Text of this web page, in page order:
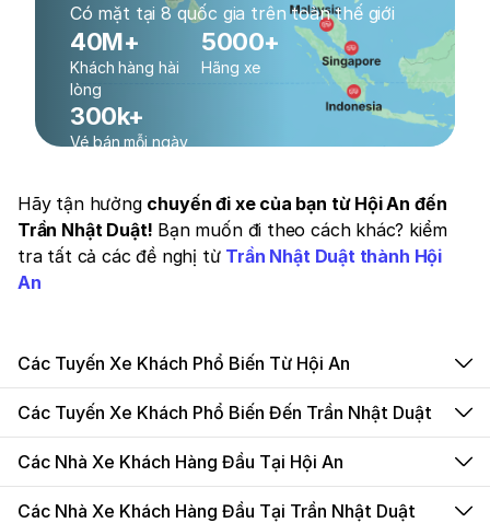
Có mặt tại 8 quốc gia trên toàn thế giới
40M+
Khách hàng hài
lòng
5000+
Hãng xe
300k+
Vé bán mỗi ngày
Hãy tận hưởng chuyến đi xe của bạn từ Hội An đến
Trần Nhật Duật! Bạn muốn đi theo cách khác? kiểm
tra tất cả các đề nghị từ Trần Nhật Duật thành Hội
An
Các Tuyến Xe Khách Phổ Biến Từ Hội An
Các Tuyến Xe Khách Phổ Biến Đến Trần Nhật Duật
Các Nhà Xe Khách Hàng Đầu Tại Hội An
Các Nhà Xe Khách Hàng Đầu Tại Trần Nhật Duật